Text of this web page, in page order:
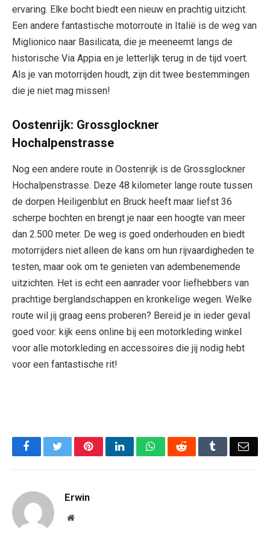
ervaring. Elke bocht biedt een nieuw en prachtig uitzicht.
Een andere fantastische motorroute in Italië is de weg van
Miglionico naar Basilicata, die je meeneemt langs de
historische Via Appia en je letterlijk terug in de tijd voert.
Als je van motorrijden houdt, zijn dit twee bestemmingen
die je niet mag missen!
Oostenrijk: Grossglockner
Hochalpenstrasse
Nog een andere route in Oostenrijk is de Grossglockner
Hochalpenstrasse. Deze 48 kilometer lange route tussen
de dorpen Heiligenblut en Bruck heeft maar liefst 36
scherpe bochten en brengt je naar een hoogte van meer
dan 2.500 meter. De weg is goed onderhouden en biedt
motorrijders niet alleen de kans om hun rijvaardigheden te
testen, maar ook om te genieten van adembenemende
uitzichten. Het is echt een aanrader voor liefhebbers van
prachtige berglandschappen en kronkelige wegen. Welke
route wil jij graag eens proberen? Bereid je in ieder geval
goed voor: kijk eens online bij een motorkleding winkel
voor alle motorkleding en accessoires die jij nodig hebt
voor een fantastische rit!
FacebookTwitterPinterestLinkedInWhatsAppReddit Tumblr
Erwin
Website